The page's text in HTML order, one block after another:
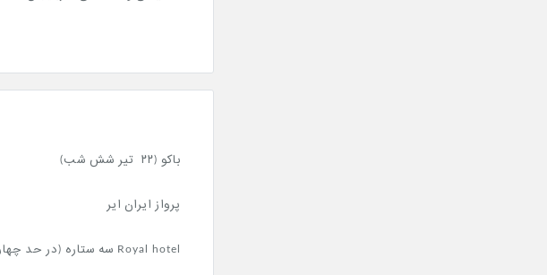
باکو (۲۲ تیر شش شب)
پرواز ایران ایر
Royal hotel سه ستاره (در حد چهار ستاره)